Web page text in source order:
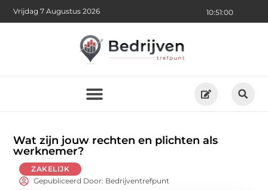
10:51:02
Vrijdag 7 Augustus 2026
Wat zijn jouw rechten en plichten als
werknemer?
ZAKELIJK
Gepubliceerd Door: Bedrijventrefpunt